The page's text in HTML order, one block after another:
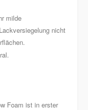
milde
nicht
Foam ist in erster